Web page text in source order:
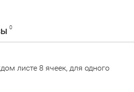
0
листе 8 ячеек, для одного